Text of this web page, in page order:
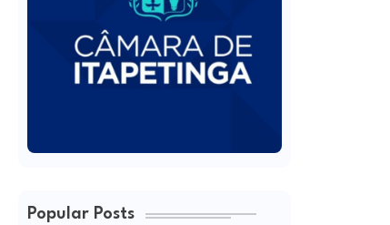
Popular Posts